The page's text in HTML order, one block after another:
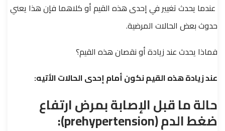
عندما يحدث تغيير في إحدى هذه القيم أو كلاهما فإن هذا يعني
حدوث بعض الحالات المرضية.
فماذا يحدث عند زيادة أو نقصان هذه القيم؟
عند زيادة هذه القيم نكون أمام إحدى الحالات الأتيه:
حالة ما قبل الإصابة بمرض ارتفاع
ضغط الدم (prehypertension):